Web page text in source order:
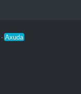
- Axuda